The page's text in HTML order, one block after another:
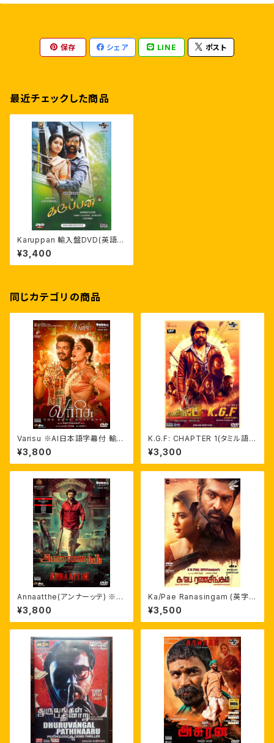
保存 シェア LINE ポスト
最近チェックした商品
Karuppan 輸入盤DVD(英語字
幕付) ヴィジャイ・セードゥパティ
¥3,400
同じカテゴリの商品
Varisu ※AI日本語字幕付 輸入
盤DVD
¥3,800
K.G.F: CHAPTER 1(タミル語
版・英語字幕)インド映画輸入盤
DVD
¥3,300
Annaatthe(アンナーッテ) ※日
本語字幕 自家製ライナーノーツ
付 輸入盤DVD
¥3,800
Ka/Pae Ranasingam (英字
幕)DVD
¥3,500